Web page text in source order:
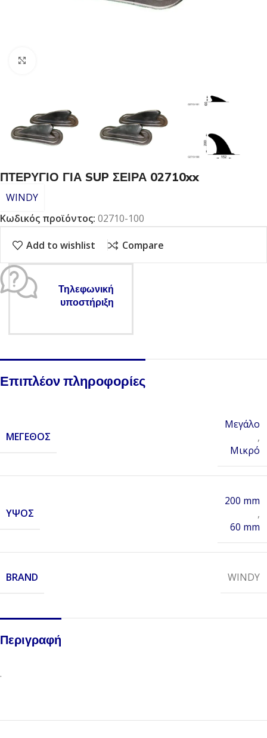
ΠΤΕΡΥΓΙΟ ΓΙΑ SUP ΣΕΙΡΑ 02710xx
WINDY
Κωδικός προϊόντος: 02710-100
Add to wishlist Compare
Τηλεφωνική
υποστήριξη
Επιπλέον πληροφορίες
ΜΈΓΕΘΟΣ
Μεγάλο
,
Μικρό
ΎΨΟΣ
200 mm
,
60 mm
BRAND WINDY
Περιγραφή
.